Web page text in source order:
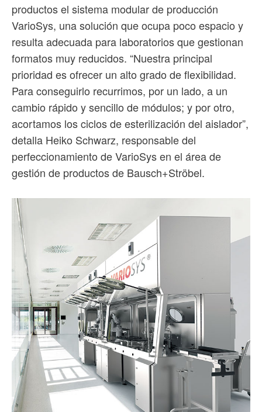
productos el sistema modular de producción
VarioSys, una solución que ocupa poco espacio y
resulta adecuada para laboratorios que gestionan
formatos muy reducidos. “Nuestra principal
prioridad es ofrecer un alto grado de flexibilidad.
Para conseguirlo recurrimos, por un lado, a un
cambio rápido y sencillo de módulos; y por otro,
acortamos los ciclos de esterilización del aislador”,
detalla Heiko Schwarz, responsable del
perfeccionamiento de VarioSys en el área de
gestión de productos de Bausch+Ströbel.